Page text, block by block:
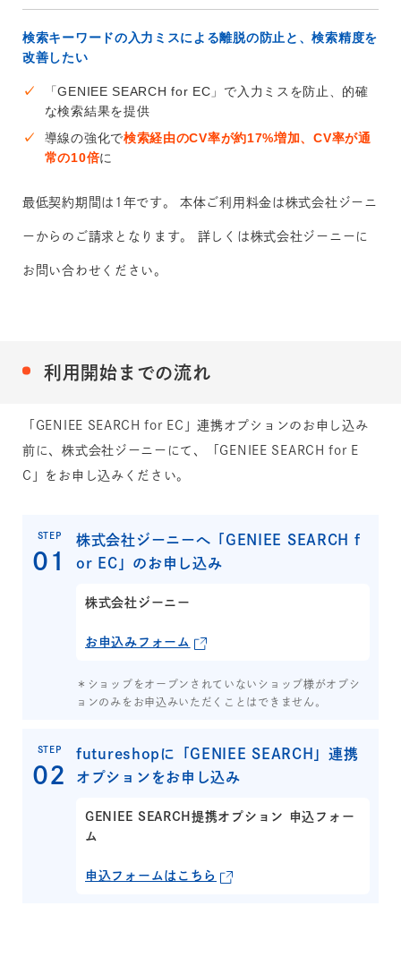
検索キーワードの入力ミスによる離脱の防止と、検索精度を
改善したい
✓
「GENIEE SEARCH for EC」で入力ミスを防止、的確
な検索結果を提供
✓
導線の強化で検索経由のCV率が約17%増加、CV率が通
常の10倍に
最低契約期間は1年です。 本体ご利用料金は株式会社ジーニ
ーからのご請求となります。 詳しくは株式会社ジーニーに
お問い合わせください。
利用開始までの流れ
「GENIEE SEARCH for EC」連携オプションのお申し込み
前に、株式会社ジーニーにて、「GENIEE SEARCH for E
C」をお申し込みください。
STEP
株式会社ジーニーへ「GENIEE SEARCH f
or EC」のお申し込み
株式会社ジーニー
お申込みフォーム
＊ショップをオープンされていないショップ様がオプシ
ョンのみをお申込みいただくことはできません。
STEP
futureshopに「GENIEE SEARCH」連携
オプションをお申し込み
GENIEE SEARCH提携オプション 申込フォー
ム
申込フォームはこちら